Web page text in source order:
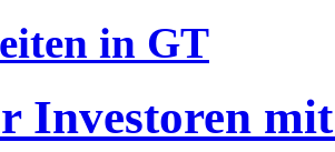
in GT
Investoren